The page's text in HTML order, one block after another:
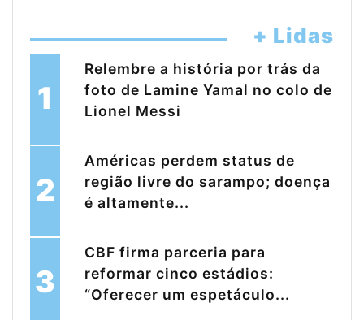
+ Lidas
1
Relembre a história por trás da
foto de Lamine Yamal no colo de
Lionel Messi
2
Américas perdem status de
região livre do sarampo; doença
é altamente...
3
CBF firma parceria para
reformar cinco estádios:
“Oferecer um espetáculo...